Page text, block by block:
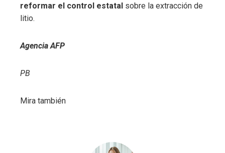
reformar el control estatal sobre la extracción de
litio.
Agencia AFP
PB
Mira también